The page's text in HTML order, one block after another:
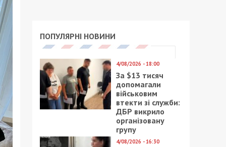
ПОПУЛЯРНІ НОВИНИ
4/08/2026 - 18:00
За $13 тисяч
допомагали
військовим
втекти зі служби:
ДБР викрило
організовану
групу
4/08/2026 - 16:30